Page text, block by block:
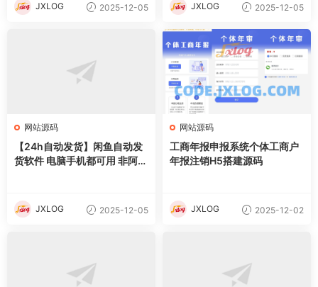
JXLOG 2025-12-05 JXLOG 2025-12-05
网站源码
【24h自动发货】闲鱼自动发
货软件 电脑手机都可用 非阿奇
JXLOG 2025-12-05
网站源码
工商年报申报系统个体工商户
年报注销H5搭建源码
JXLOG 2025-12-02